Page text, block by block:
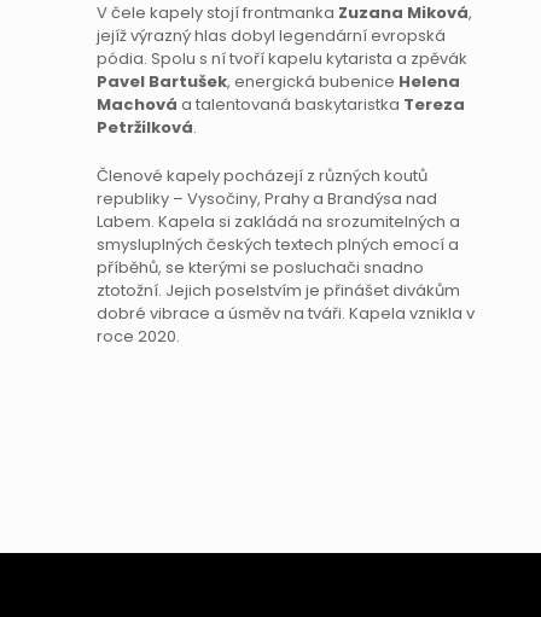
V čele kapely stojí frontmanka Zuzana Miková,
jejíž výrazný hlas dobyl legendární evropská
pódia. Spolu s ní tvoří kapelu kytarista a zpěvák
Pavel Bartušek, energická bubenice Helena
Machová a talentovaná baskytaristka Tereza
Petržilková.
Členové kapely pocházejí z různých koutů
republiky – Vysočiny, Prahy a Brandýsa nad
Labem. Kapela si zakládá na srozumitelných a
smysluplných českých textech plných emocí a
příběhů, se kterými se posluchači snadno
ztotožní. Jejich poselstvím je přinášet divákům
dobré vibrace a úsměv na tváři. Kapela vznikla v
roce 2020.